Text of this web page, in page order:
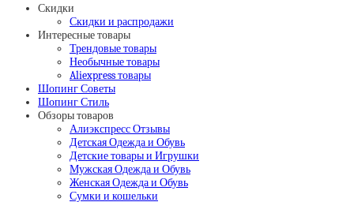
Скидки
Скидки и распродажи
Интересные товары
Трендовые товары
Необычные товары
Aliexpress товары
Шопинг Советы
Шопинг Стиль
Обзоры товаров
Алиэкспресс Отзывы
Детская Одежда и Обувь
Детские товары и Игрушки
Мужская Одежда и Обувь
Женская Одежда и Обувь
Сумки и кошельки